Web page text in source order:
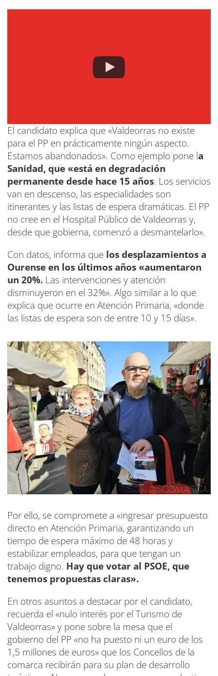
El candidato explica que «Valdeorras no existe
para el PP en prácticamente ningún aspecto.
Estamos abandonados». Como ejemplo pone la
Sanidad, que «está en degradación
permanente desde hace 15 años. Los servicios
van en descenso, las especialidades son
itinerantes y las listas de espera dramáticas. El PP
no cree en el Hospital Público de Valdeorras y,
desde que gobierna, comenzó a desmantelarlo».
Con datos, informa que los desplazamientos a
Ourense en los últimos años «aumentaron
un 20%. Las intervenciones y atención
disminuyeron en el 32%». Algo similar a lo que
explica que ocurre en Atención Primaria, «donde
las listas de espera son de entre 10 y 15 días».
Por ello, se compromete a «ingresar presupuesto
directo en Atención Primaria, garantizando un
tiempo de espera máximo de 48 horas y
estabilizar empleados, para que tengan un
trabajo digno. Hay que votar al PSOE, que
tenemos propuestas claras».
En otros asuntos a destacar por el candidato,
recuerda el «nulo interés por el Turismo de
Valdeorras» y pone sobre la mesa que el
gobierno del PP «no ha puesto ni un euro de los
1,5 millones de euros» que los Concellos de la
comarca recibirán para su plan de desarrollo